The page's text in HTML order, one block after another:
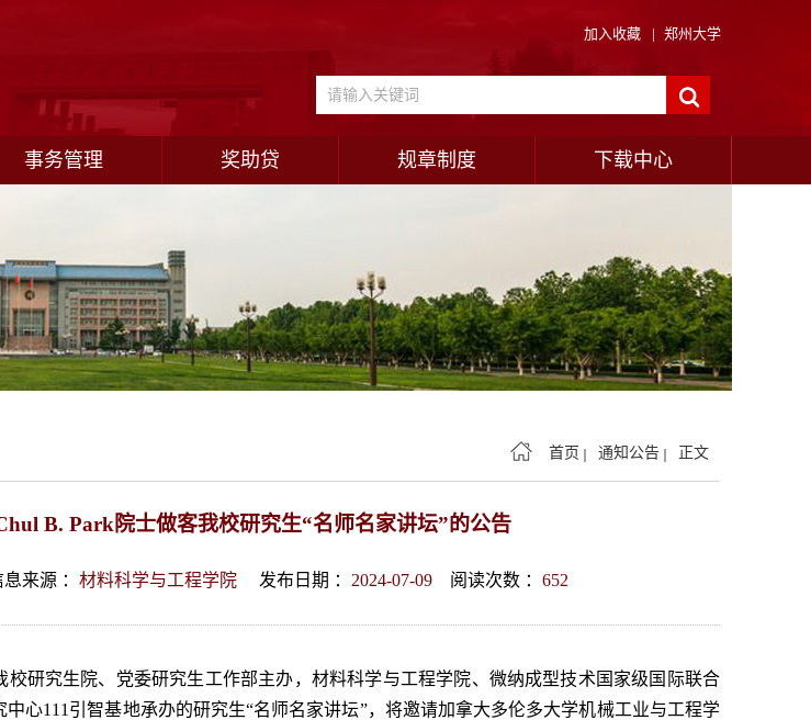
加入收藏 | 郑州大学
事务管理 奖助贷 规章制度 下载中心
首页 通知公告 正文
B. Park院士做客我校研究生“名师名家讲坛”的公告
来源 ： 材料科学与工程学院 发布日期 ： 2024-07-09 阅读次数 ： 652
校研究生院、党委研究生工作部主办，材料科学与工程学院、微纳成型技术国家级国际联合
心111引智基地承办的研究生“名师名家讲坛”，将邀请加拿大多伦多大学机械工业与工程学